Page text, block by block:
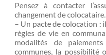
Pensez à contacter
changement de colocataire.
– Un pacte de colocation :
règles de vie en
modalités de
communes, la possibilité